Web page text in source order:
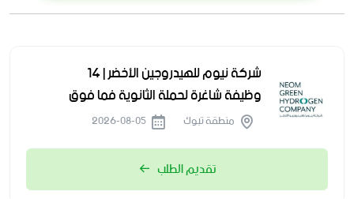
شركة نيوم للهيدروجين الأخضر | 14
وظيفة شاغرة لحملة الثانوية فما فوق
منطقة تبوك
تقديم الطلب